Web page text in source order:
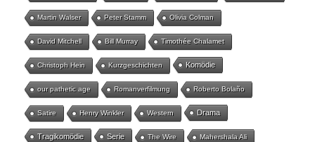
Martin Walser Peter Stamm Olivia Colman
David Mitchell Bill Murray Timothée Chalamet
Christoph Hein Kurzgeschichten Komödie
our pathetic age Romanverfilmung Roberto Bolaño
Satire Henry Winkler Western Drama
Tragikomödie Serie The Wire Mahershala Ali